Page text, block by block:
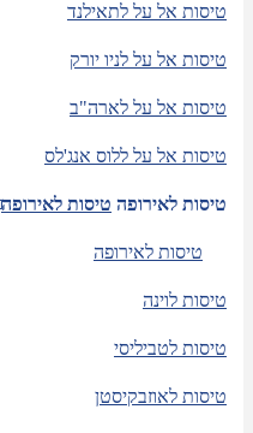
טיסות אל על לתאילנד
טיסות אל על לניו יורק
טיסות אל על לארה"ב
טיסות אל על ללוס אנג'לס
טיסות לאירופה טיסות לאירופה
טיסות לאירופה
טיסות לוינה
טיסות לטביליסי
טיסות לאוזבקיסטן